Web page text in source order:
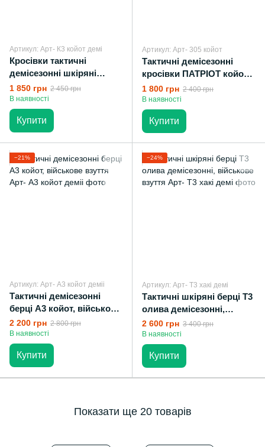
Артикул: Арт- К3 койот демі
Кросівки тактичні
демісезонні шкіряні
койот армійські на осінь
1 850 грн 2 450 грн
В наявності
Купити
Артикул: Арт- 305 койот
Тактичні демісезонні
кросівки ПАТРІОТ койот,
військове взуття
1 800 грн 2 400 грн
В наявності
Купити
−21%
Артикул: Арт- А3 койот деміі
Тактичні демісезонні
берці А3 койот, військове
взуття
2 200 грн 2 800 грн
В наявності
Купити
−24%
Артикул: Арт- Т3 хакі демі
Тактичні шкіряні берці Т3
олива демісезонні,
військове взуття
2 600 грн 3 400 грн
В наявності
Купити
Показати ще 20 товарів